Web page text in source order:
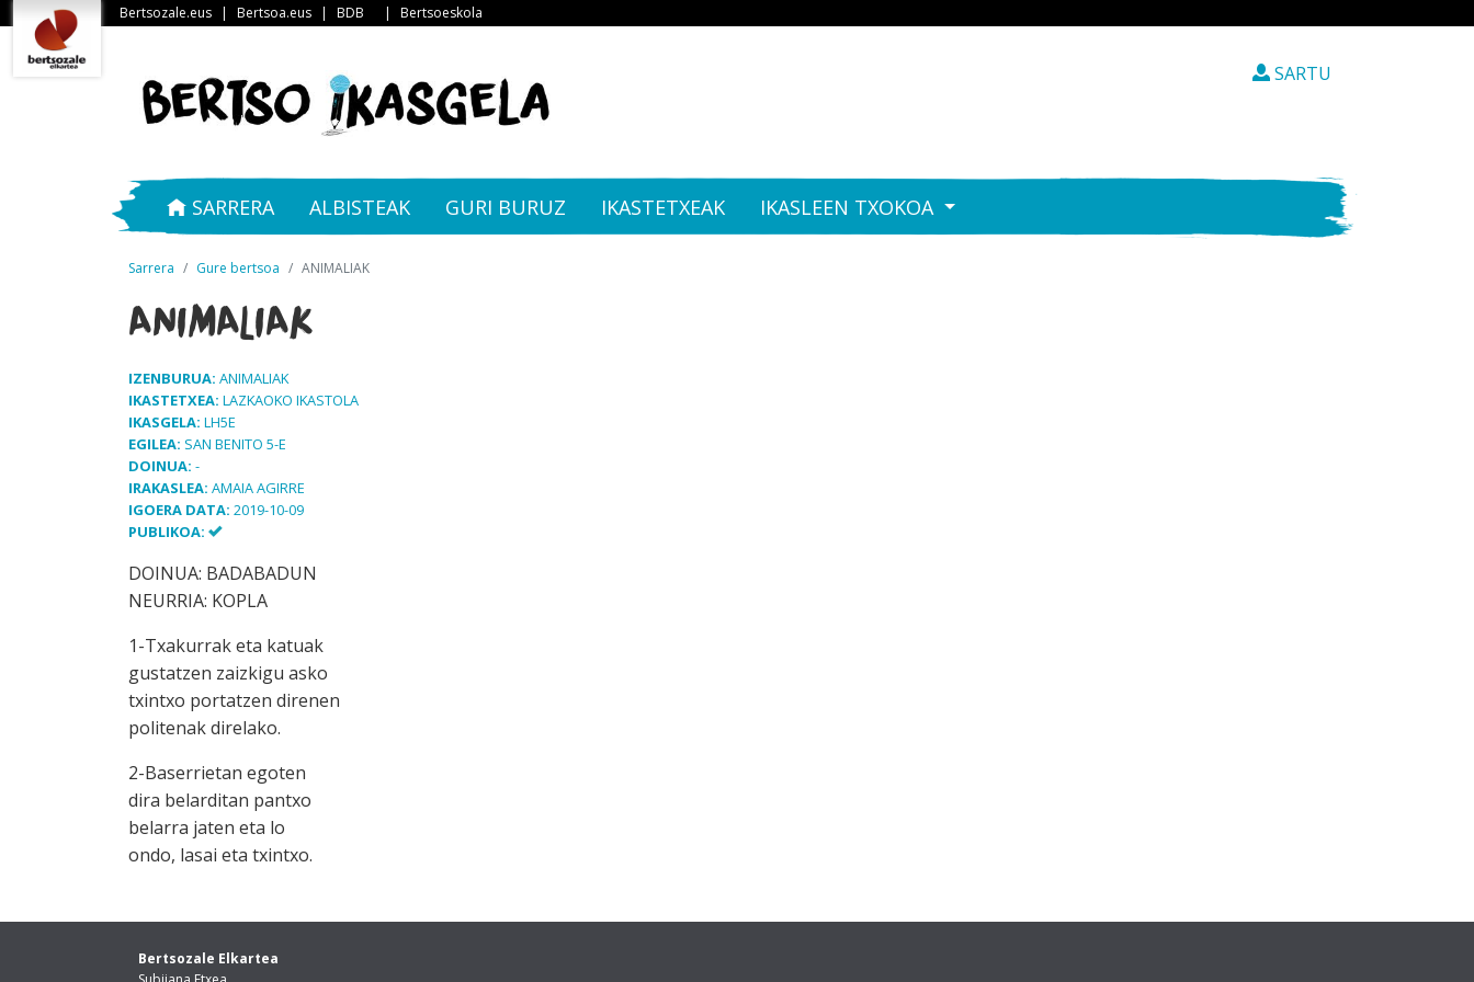
Bertsozale.eus | Bertsoa.eus | BDB | Bertsoeskola
SARTU
SARRERA ALBISTEAK GURI BURUZ IKASTETXEAK IKASLEEN TXOKOA
Sarrera Gure bertsoa ANIMALIAK
ANIMALIAK
IZENBURUA: ANIMALIAK
IKASTETXEA: LAZKAOKO IKASTOLA
IKASGELA: LH5E
EGILEA: SAN BENITO 5-E
DOINUA: -
IRAKASLEA: AMAIA AGIRRE
IGOERA DATA: 2019-10-09
PUBLIKOA:
DOINUA: BADABADUN
NEURRIA: KOPLA
1-Txakurrak eta katuak
gustatzen zaizkigu asko
txintxo portatzen direnen
politenak direlako.
2-Baserrietan egoten
dira belarditan pantxo
belarra jaten eta lo
ondo, lasai eta txintxo.
Bertsozale Elkartea